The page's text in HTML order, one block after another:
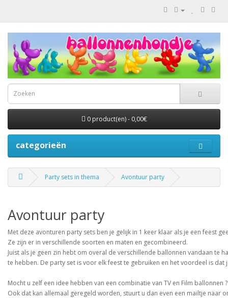
0 product(en) - 0,00€
categorieën
Party sets in thema Avontuur party
Avontuur party
Met deze avonturen party sets ben je gelijk in 1 keer klaar als je een feest
Ze zijn er in verschillende soorten en maten en gecombineerd.
Juist als je geen zin hebt om overal de verschillende ballonnen vandaan te
te hebben. De party set is voor elk feest te gebruiken en het voordeel is
Mocht u zelf een idee hebben van een combinatie van TV en Film ballonnen ?
Ook dat kan allemaal geregeld worden, stuurt u dan even een mailtje naar